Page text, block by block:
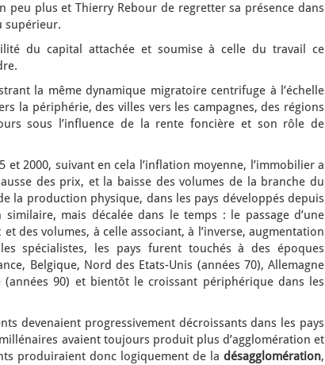
peu plus et Thierry Rebour de regretter sa présence dans
supérieur.
du capital attachée et soumise à celle du travail ce
la même dynamique migratoire centrifuge à l’échelle
la périphérie, des villes vers les campagnes, des régions
sous l’influence de la rente foncière et son rôle de
2000, suivant en cela l’inflation moyenne, l’immobilier a
des prix, et la baisse des volumes de la branche du
la production physique, dans les pays développés depuis
mais décalée dans le temps : le passage d’une
des volumes, à celle associant, à l’inverse, augmentation
spécialistes, les pays furent touchés à des époques
Belgique, Nord des Etats-Unis (années 70), Allemagne
90) et bientôt le croissant périphérique dans les
devenaient progressivement décroissants dans les pays
avaient toujours produit plus d’agglomération et
produiraient donc logiquement de la désagglomération,